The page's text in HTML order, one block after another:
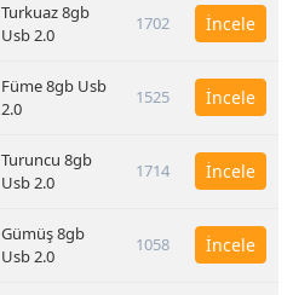
Turkuaz 8gb
Usb 2.0
1702 İncele
Füme 8gb Usb
2.0
1525 İncele
Turuncu 8gb
Usb 2.0
1714 İncele
Gümüş 8gb
Usb 2.0
1058 İncele